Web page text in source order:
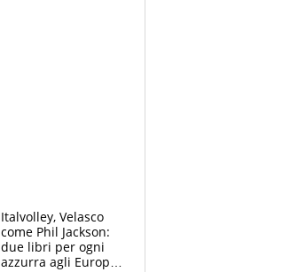
Italvolley, Velasco
come Phil Jackson:
due libri per ogni
azzurra agli Europei.